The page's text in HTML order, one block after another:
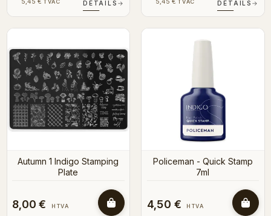
DÉTAILS → DÉTAILS →
Autumn 1 Indigo Stamping
Plate
8,00 € HTVA
Policeman - Quick Stamp
7ml
4,50 € HTVA